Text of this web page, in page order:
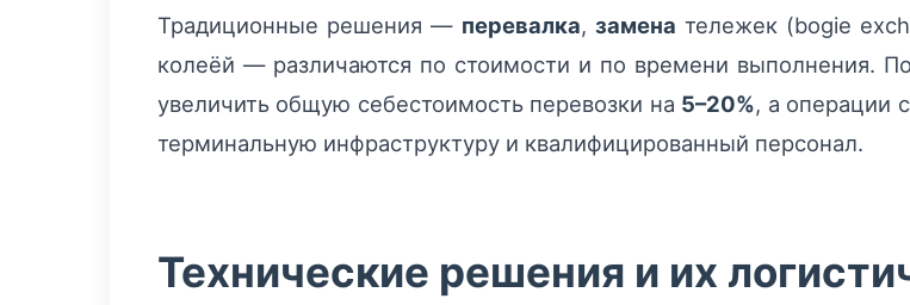
Традиционные решения — перевалка, замена тележек (bogie
колеёй — различаются по стоимости и по времени выполнения.
увеличить общую себестоимость перевозки на 5–20%, а операции
терминальную инфраструктуру и квалифицированный персонал.
Технические решения и их